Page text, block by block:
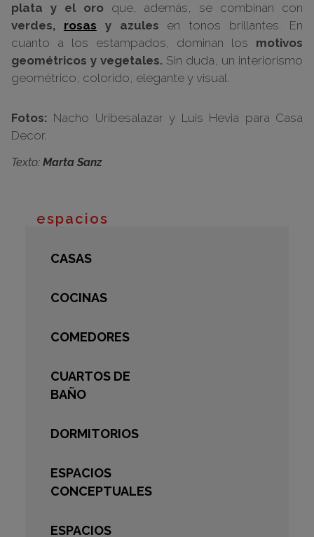
plata y el oroque, además, se combinan con
verdes, rosas y azules en tonos brillantes. En
cuanto a los estampados, dominan los motivos
geométricos y vegetales. Sin duda, un interiorismo
geométrico, colorido, elegante y visual.
Fotos: Nacho Uribesalazar y Luis Hevia para Casa
Decor.
Texto: Marta Sanz
espacios
CASAS
COCINAS
COMEDORES
CUARTOS DE
BAÑO
DORMITORIOS
ESPACIOS
CONCEPTUALES
ESPACIOS